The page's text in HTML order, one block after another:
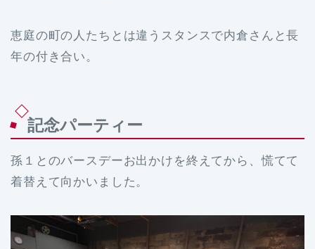
恵庭の町の人たちとは違うスタンスで内倉さんと長
年の付き合い。
記念パーティー
孫１とのバースデーお出かけを終えてから、慌てて
着替えて向かいました。